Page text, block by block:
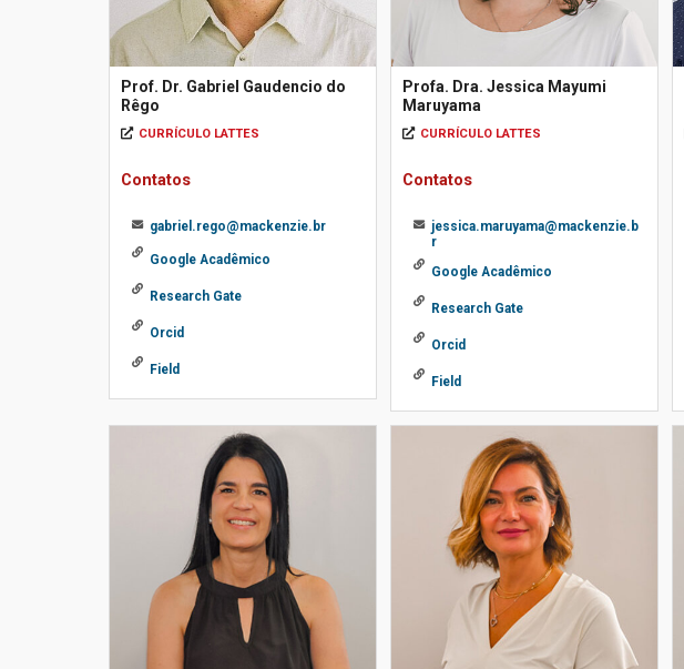
Prof. Dr. Gabriel Gaudencio do
Rêgo
CURRÍCULO LATTES
Contatos
gabriel.rego@mackenzie.br
Google Acadêmico
Research Gate
Orcid
Field
Profa. Dra. Jessica Mayumi
Maruyama
CURRÍCULO LATTES
Contatos
jessica.maruyama@mackenzie.b
r
Google Acadêmico
Research Gate
Orcid
Field